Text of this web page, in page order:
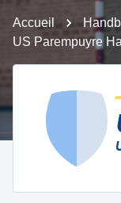
Accueil
US Parempuyre